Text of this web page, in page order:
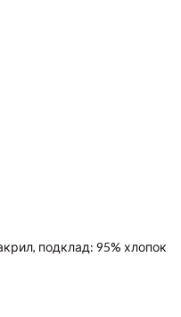
подклад: 95% хлопок